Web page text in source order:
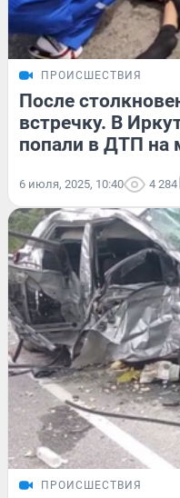
ПРОИСШЕСТВИЯ
После
встречку. В
попали в ДТП на
6 июля, 2025, 10:40 4 284
ПРОИСШЕСТВИЯ